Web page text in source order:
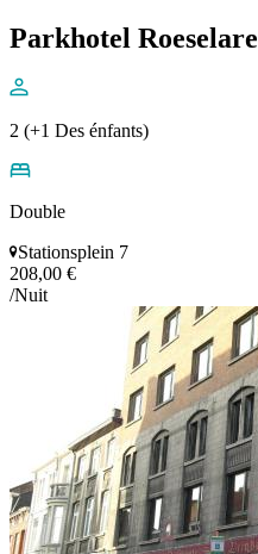
Parkhotel Roeselare
2 (+1 Des énfants)
Double
Stationsplein 7
208,00 €
/Nuit